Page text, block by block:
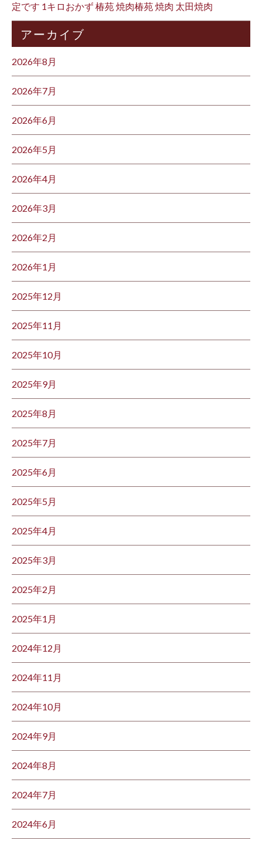
定です 1キロおかず 椿苑 焼肉椿苑 焼肉 太田焼肉
アーカイブ
2026年8月
2026年7月
2026年6月
2026年5月
2026年4月
2026年3月
2026年2月
2026年1月
2025年12月
2025年11月
2025年10月
2025年9月
2025年8月
2025年7月
2025年6月
2025年5月
2025年4月
2025年3月
2025年2月
2025年1月
2024年12月
2024年11月
2024年10月
2024年9月
2024年8月
2024年7月
2024年6月